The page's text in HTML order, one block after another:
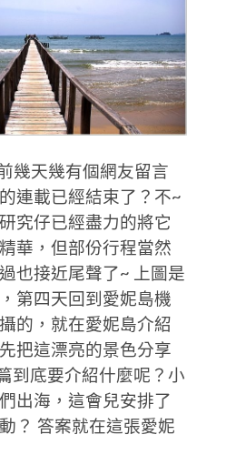
幾天幾有個網友留言
連載已經結束了？不~
究仔已經盡力的將它
華，但部份行程當然
也接近尾聲了~ 上圖是
第四天回到愛妮島機
的，就在愛妮島介紹
把這漂亮的景色分享
到底要介紹什麼呢？小
出海，這會兒安排了
？ 答案就在這張愛妮